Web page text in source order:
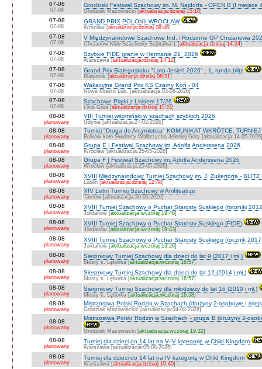
07-08
07-08
Grodziski Festiwal Szachowy im. M. Najdorfa - OPEN B (I miejsce
Grodzisk Mazowiecki [aktualizacja:dzisiaj 15:18]
07-08
07-08
GRAND PRIX POLONII WROCŁAW
Wrocław [aktualizacja:dzisiaj 08:46]
07-08
07-08
V Międzynarodowe Szachowe Ind. i Rodzinne GP Chrzanowa
Chrzanów Klub Szachowy Szpitalna 1 [aktualizacja:dzisiaj 14:24]
07-08
07-08
Szybkie FIDE granie w Hetmanie 21_2026
Warszawa [aktualizacja:dzisiaj 14:12]
07-08
07-08
Grand Prix Białegostoku "Lato-Jesień 2026" - 1. runda blitz
Białystok [aktualizacja:dzisiaj 08:21]
07-08
07-08
Wakacyjne Grand Prix KS Czarny Koń - 04
Nowe Miasto Lub. [aktualizacja:03-08-2026]
07-08
07-08
Szachowe Piątki z Liskiem 17/26
Lisia Góra [aktualizacja:dzisiaj 11:24]
08-08
planowany
VIII Turniej witomiński w szachach szybkich 2026
Gdynia [aktualizacja:27-02-2026]
08-08
planowany
Turniej "Droga do Arcymistrza" KOMUNIKAT WKRÓTCE.
Bolków koło Świdnicy Wałbrzycha Jeleniej Góry [aktualizacja:14-05-2026]
08-08
planowany
Grupa E | Festiwal Szachowy im. Adolfa Anderssena 2026
Wrocław [aktualizacja:25-05-2026]
08-08
planowany
Grupa F | Festiwal Szachowy im. Adolfa Anderssena 2026
Wrocław [aktualizacja:25-05-2026]
08-08
planowany
XVIII Międzynarodowy Turniej Szachowy im. J. Zukertorta -
Lublin [aktualizacja:dzisiaj 12:48]
08-08
planowany
XIV Letni Turniej Szachowy w Amfiteatrze
Tarnów [aktualizacja:30-05-2026]
08-08
planowany
XVIII Turniej Szachowy o Puchar Starosty Suskiego (roczniki
Jordanów [aktualizacja:wczoraj 19:46]
08-08
planowany
XVIII Turniej Szachowy o Puchar Starosty Suskiego (FIDE)
Jordanów [aktualizacja:wczoraj 19:43]
08-08
planowany
XVIII Turniej Szachowy o Puchar Starosty Suskiego (rocznik 2017
Jordanów [aktualizacja:wczoraj 13:26]
08-08
planowany
Sierpniowy Turniej Szachowy dla dzieci do lat 9 (2017 i mł.)
Mosty k. Lęborka [aktualizacja:wczoraj 16:57]
08-08
planowany
Sierpniowy Turniej Szachowy dla dzieci do lat 12 (2014 i mł.)
Mosty k. Lęborka [aktualizacja:wczoraj 16:57]
08-08
planowany
Sierpniowy Turniej Szachowy dla młodzieży do lat 16 (2010 i mł.)
Mosty k. Lęborka [aktualizacja:wczoraj 16:58]
08-08
planowany
Mistrzostwa Polski Rodzin w Szachach (drużyny 2-osobowe I
Grodzisk Mazowieckiz [aktualizacja:04-08-2026]
08-08
planowany
Mistrzostwa Polski Rodzin w Szachach - grupa B (drużyny 2-
Grodzisk Mazowiecki [aktualizacja:wczoraj 19:32]
08-08
planowany
Turniej dla dzieci do 14 lat na V-IV kategorię w Child Kingdom
Warszawa [aktualizacja:05-08-2026]
08-08
planowany
Turniej dla dzieci do 14 lat na IV kategorię w Child Kingdom
Warszawa [aktualizacja:dzisiaj 10:40]